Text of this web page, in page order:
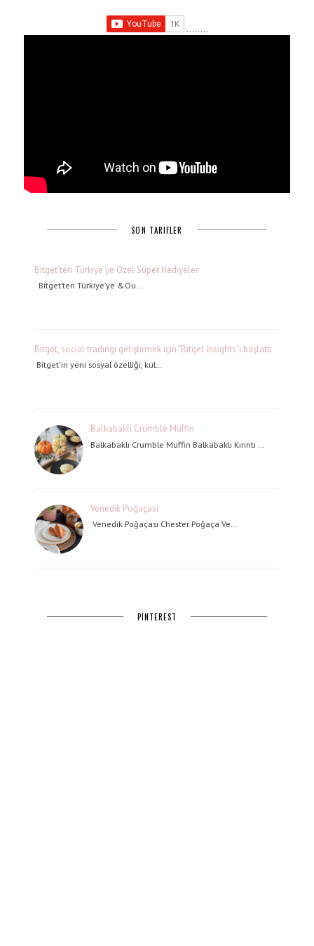
........
SON TARIFLER
Bitget’ten Türkiye’ye Özel Süper Hediyeler
Bitget’ten Türkiye’ye &Ou…
Bitget, social tradingi geliştirmek için "Bitget Insights"ı başlattı
Bitget'in yeni sosyal özelliği, kul…
Balkabaklı Crumble Muffin
Balkabaklı Crumble Muffin Balkabaklı Kırıntı …
Venedik Poğaçası
Venedik Poğaçası Chester Poğaça Ve…
PINTEREST